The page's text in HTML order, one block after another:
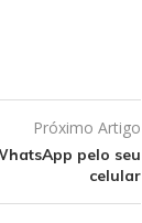
Próximo Artigo
pelo seu
celular